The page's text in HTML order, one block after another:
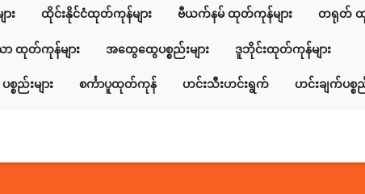
း ထိုင်းနိုင်ငံထုတ်ကုန်များ ဗီယက်နမ် ထုတ်ကုန်များ တရုတ် ထု
ာ ထုတ်ကုန်များ အထွေထွေပစ္စည်းများ ဒူဘိုင်းထုတ်ကုန်များ
ည်းများ စင်္ကာပူထုတ်ကုန် ဟင်းသီးဟင်းရွက် ဟင်းချက်ပစ္စည်